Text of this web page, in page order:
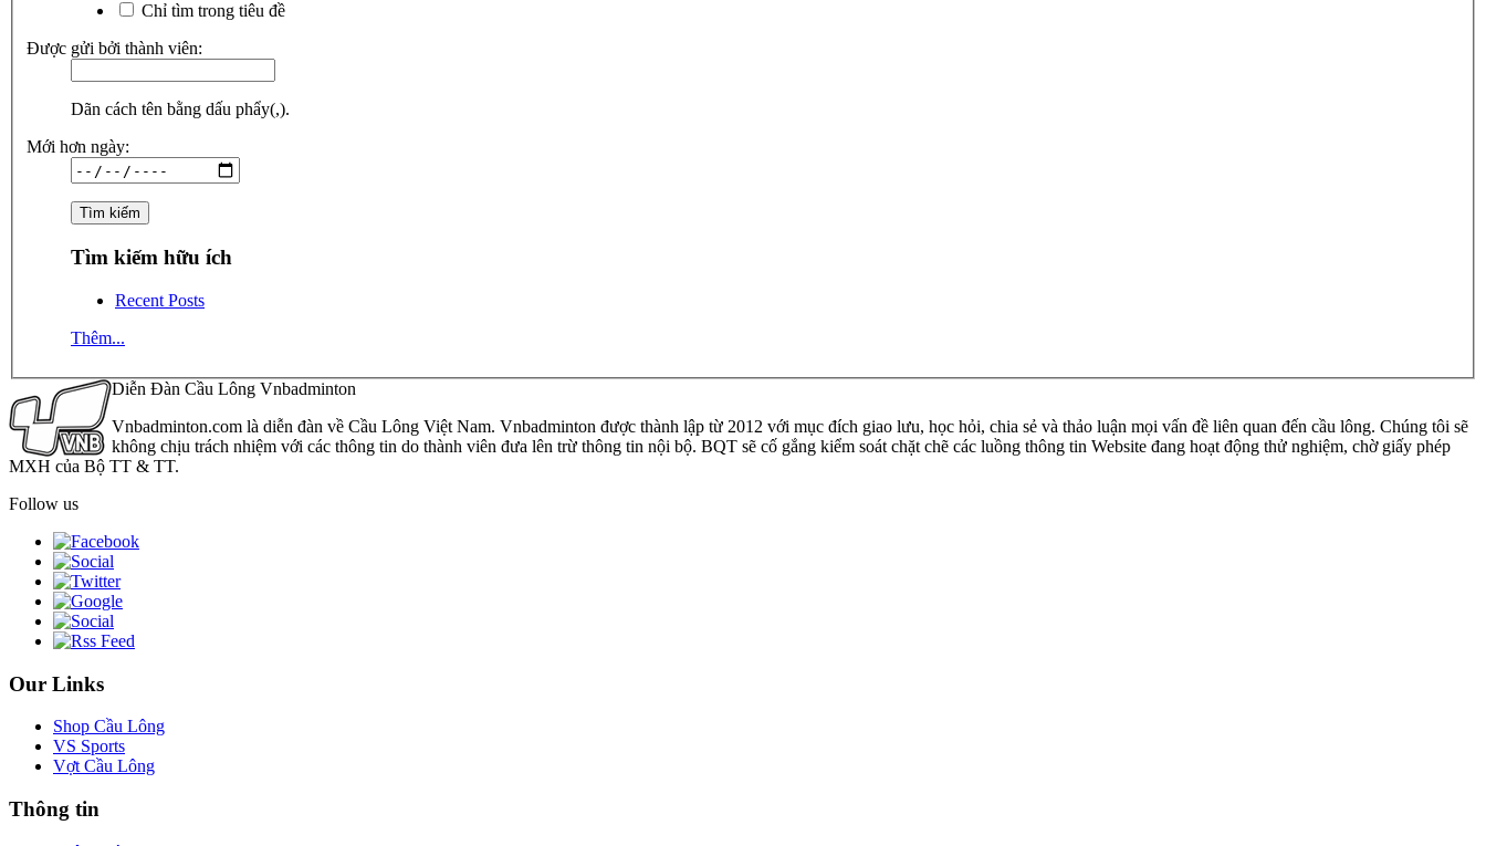
Chỉ tìm trong tiêu đề
Được gửi bởi thành viên:
Dãn cách tên bằng dấu phẩy(,).
Mới hơn ngày:
Tìm kiếm hữu ích
Recent Posts
Thêm...
Diễn Đàn Cầu Lông Vnbadminton
Vnbadminton.com là diễn đàn về Cầu Lông Việt Nam. Vnbadminton được thành lập từ 2012 với mục đích giao lưu, học hỏi, chia sẻ và thảo luận mọi vấn đề liên quan đến cầu lông. Chúng tôi sẽ
không chịu trách nhiệm với các thông tin do thành viên đưa lên trừ thông tin nội bộ. BQT sẽ cố gắng kiểm soát chặt chẽ các luồng thông tin Website đang hoạt động thử nghiệm, chờ giấy phép
MXH của Bộ TT & TT.
Follow us
Our Links
Shop Cầu Lông
VS Sports
Vợt Cầu Lông
Thông tin